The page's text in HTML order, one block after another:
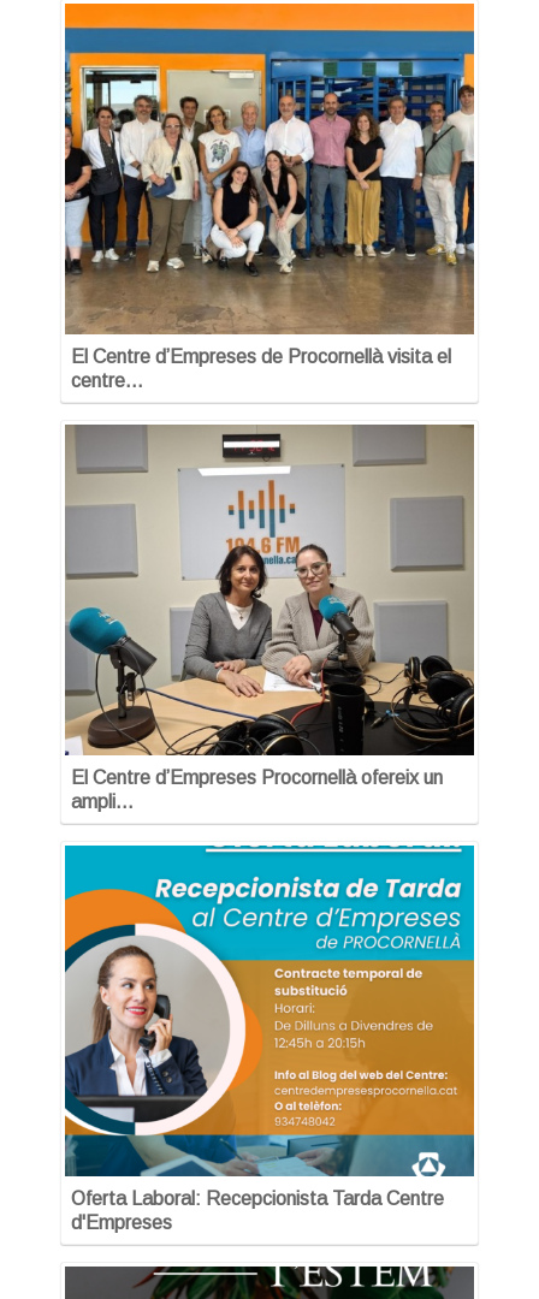
El Centre d’Empreses de Procornellà visita el
centre…
El Centre d’Empreses Procornellà ofereix un
ampli…
Oferta Laboral: Recepcionista Tarda Centre
d'Empreses